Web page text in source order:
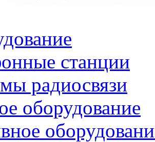
станции
радиосвязи
оборудование